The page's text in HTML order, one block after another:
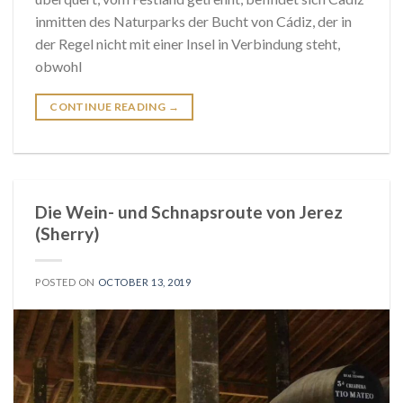
inmitten des Naturparks der Bucht von Cádiz, der in
der Regel nicht mit einer Insel in Verbindung steht,
obwohl
CONTINUE READING →
Die Wein- und Schnapsroute von Jerez
(Sherry)
POSTED ON OCTOBER 13, 2019